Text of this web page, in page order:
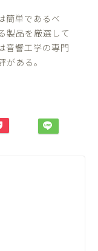
簡単であるべ
製品を厳選して
音響工学の専門
ある。